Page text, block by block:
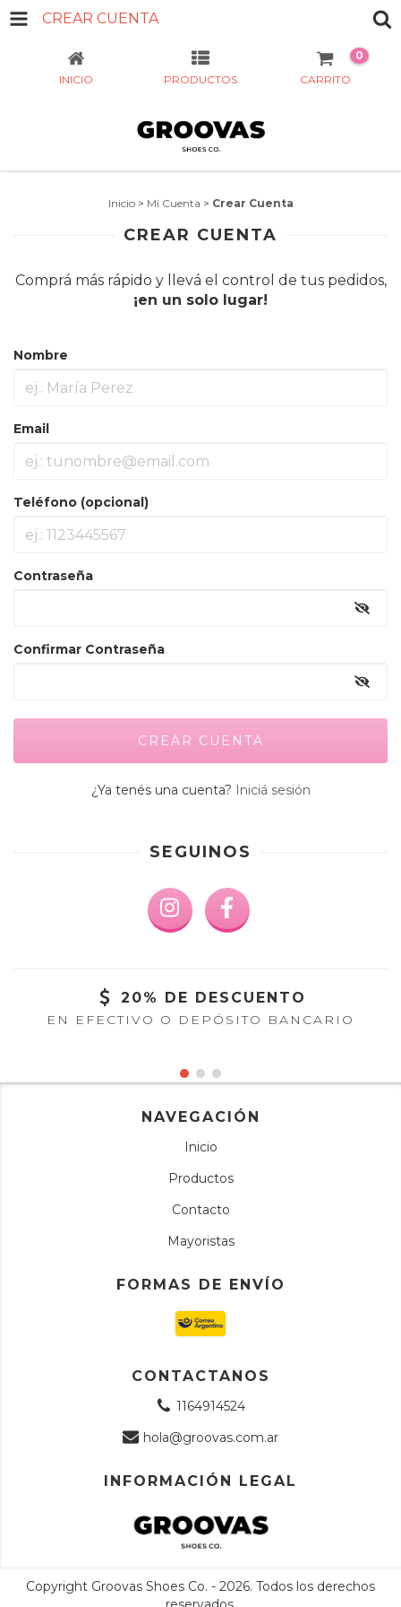
CREAR CUENTA
INICIO PRODUCTOS CARRITO
0
Inicio > Mi Cuenta > Crear Cuenta
CREAR CUENTA
Comprá más rápido y llevá el control de tus pedidos,
¡en un solo lugar!
Nombre
Email
Teléfono (opcional)
Contraseña
Confirmar Contraseña
¿Ya tenés una cuenta? Iniciá sesión
SEGUINOS
20% DE DESCUENTO
EN EFECTIVO O DEPÓSITO BANCARIO
NAVEGACIÓN
Inicio
Productos
Contacto
Mayoristas
FORMAS DE ENVÍO
CONTACTANOS
1164914524
hola@groovas.com.ar
INFORMACIÓN LEGAL
Copyright Groovas Shoes Co. - 2026. Todos los derechos